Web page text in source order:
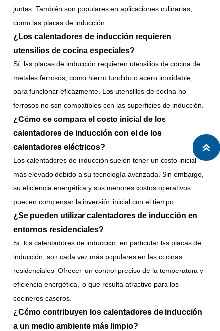
juntas. También son populares en aplicaciones culinarias,
como las placas de inducción.
¿Los calentadores de inducción requieren
utensilios de cocina especiales?
Sí, las placas de inducción requieren utensilios de cocina de
metales ferrosos, como hierro fundido o acero inoxidable,
para funcionar eficazmente. Los utensilios de cocina no
ferrosos no son compatibles con las superficies de inducción.
¿Cómo se compara el costo inicial de los
calentadores de inducción con el de los
calentadores eléctricos?
Los calentadores de inducción suelen tener un costo inicial
más elevado debido a su tecnología avanzada. Sin embargo,
su eficiencia energética y sus menores costos operativos
pueden compensar la inversión inicial con el tiempo.
¿Se pueden utilizar calentadores de inducción en
entornos residenciales?
Sí, los calentadores de inducción, en particular las placas de
inducción, son cada vez más populares en las cocinas
residenciales. Ofrecen un control preciso de la temperatura y
eficiencia energética, lo que resulta atractivo para los
cocineros caseros.
¿Cómo contribuyen los calentadores de inducción
a un medio ambiente más limpio?
